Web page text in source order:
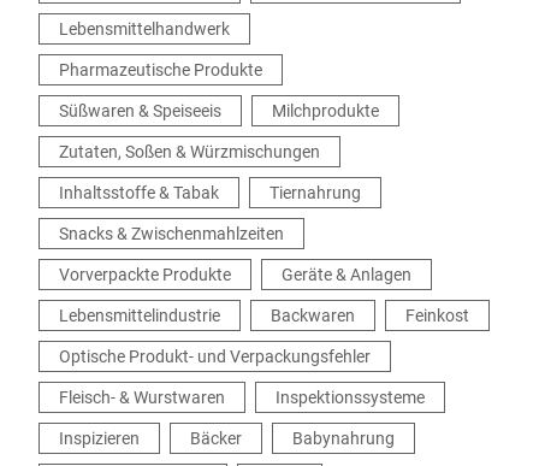
Lebensmittelhandwerk
Pharmazeutische Produkte
Süßwaren & Speiseeis
Milchprodukte
Zutaten, Soßen & Würzmischungen
Inhaltsstoffe & Tabak
Tiernahrung
Snacks & Zwischenmahlzeiten
Vorverpackte Produkte
Geräte & Anlagen
Lebensmittelindustrie
Backwaren
Feinkost
Optische Produkt- und Verpackungsfehler
Fleisch- & Wurstwaren
Inspektionssysteme
Inspizieren
Bäcker
Babynahrung